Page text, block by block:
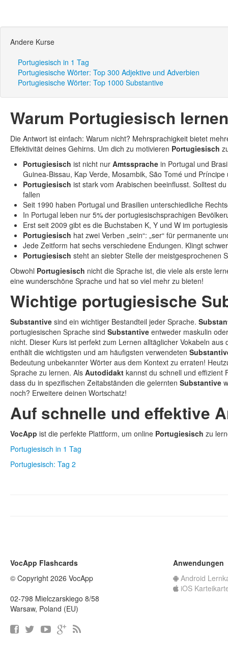
Andere Kurse
Portugiesisch in 1 Tag
Portugiesische Wörter: Top 300 Adjektive und Adverbien
Portugiesische Wörter: Top 1000 Substantive
Warum Portugiesisch
Die Antwort ist einfach: Warum nicht? Mehrsprachigkeit bietet
Effektivität deines Gehirns. Um dich zu motivieren Portugiesisch
Portugiesisch ist nicht nur Amtssprache in Portugal und
Guinea-Bissau, Kap Verde, Mosambik, São Tomé und
Portugiesisch ist stark vom Arabischen beeinflusst. Solltest
fallen
Seit 1990 haben Portugal und Brasilien unterschiedliche
In Portugal leben nur 5% der portugiesischsprachigen
Erst seit 2009 gibt es die Buchstaben K, Y und W im
Portugiesisch hat zwei Verben „sein“: „ser“ für permanente
Jede Zeitform hat sechs verschiedene Endungen. Klingt
Portugiesisch steht an siebter Stelle der meistgesprochenen
Obwohl Portugiesisch nicht die Sprache ist, die viele als erste
eine wunderschöne Sprache und hat so viel mehr zu bieten!
Wichtige portugiesische
Substantive sind ein wichtiger Bestandteil jeder Sprache.
portugiesischen Sprache sind Substantive entweder maskulin
nicht. Dieser Kurs ist perfekt zum Lernen alltäglicher Vokabeln
enthält die wichtigsten und am häufigsten verwendeten
Bedeutung unbekannter Wörter aus dem Kontext zu erraten!
Sprache zu lernen. Als Autodidakt kannst du schnell und effizient
dass du in spezifischen Zeitabständen die gelernten Substantive
noch? Erweitere deinen Wortschatz!
Auf schnelle und effektive
VocApp ist die perfekte Plattform, um online Portugiesisch zu
Portugiesisch in 1 Tag
Portugiesisch: Tag 2
VocApp Flashcards
© Copyright 2026 VocApp
02-798 Mielczarskiego 8/58
Warsaw, Poland (EU)
Anwendungen
Android
iOS